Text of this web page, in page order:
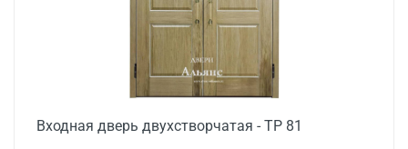
Входная дверь двухстворчатая - ТР 81